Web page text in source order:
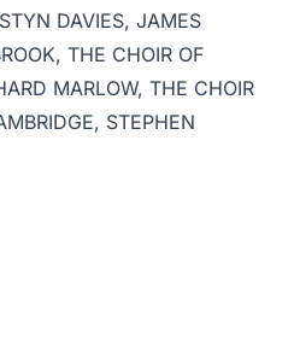
DAVIES, JAMES
THE CHOIR OF
MARLOW, THE CHOIR
STEPHEN